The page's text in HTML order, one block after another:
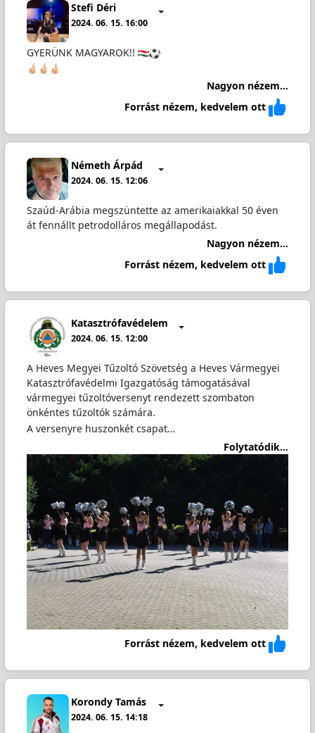
Stefi Déri
2024. 06. 15. 16:00
GYERÜNK MAGYAROK!!
Nagyon nézem...
Forrást nézem, kedvelem ott
Németh Árpád
2024. 06. 15. 12:06
Szaúd-Arábia megszüntette az amerikaiakkal 50 éven
át fennállt petrodolláros megállapodást.
Nagyon nézem...
Forrást nézem, kedvelem ott
Katasztrófavédelem
2024. 06. 15. 12:00
A Heves Megyei Tűzoltó Szövetség a Heves Vármegyei
Katasztrófavédelmi Igazgatóság támogatásával
vármegyei tűzoltóversenyt rendezett szombaton
önkéntes tűzoltók számára.
A versenyre huszonkét csapat…
Folytatódik...
Forrást nézem, kedvelem ott
Korondy Tamás
2024. 06. 15. 14:18